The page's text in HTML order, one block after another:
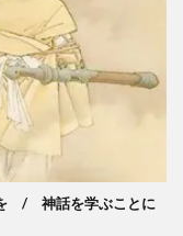
を / 神話を学ぶことに